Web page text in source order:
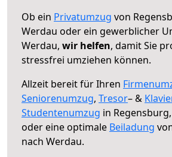
Ob ein Privatumzug von
Werdau oder ein gewerblicher
Werdau, wir helfen, damit Sie
stressfrei umziehen können.
Allzeit bereit für Ihren
Seniorenumzug, Tresor– &
Studentenumzug in Regensburg,
oder eine optimale Beiladung
nach Werdau.